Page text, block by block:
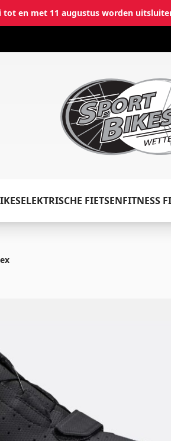
tot en met 11 augustus worden
ELEKTRISCHE FIETSENFITNESS
Mij onthouden